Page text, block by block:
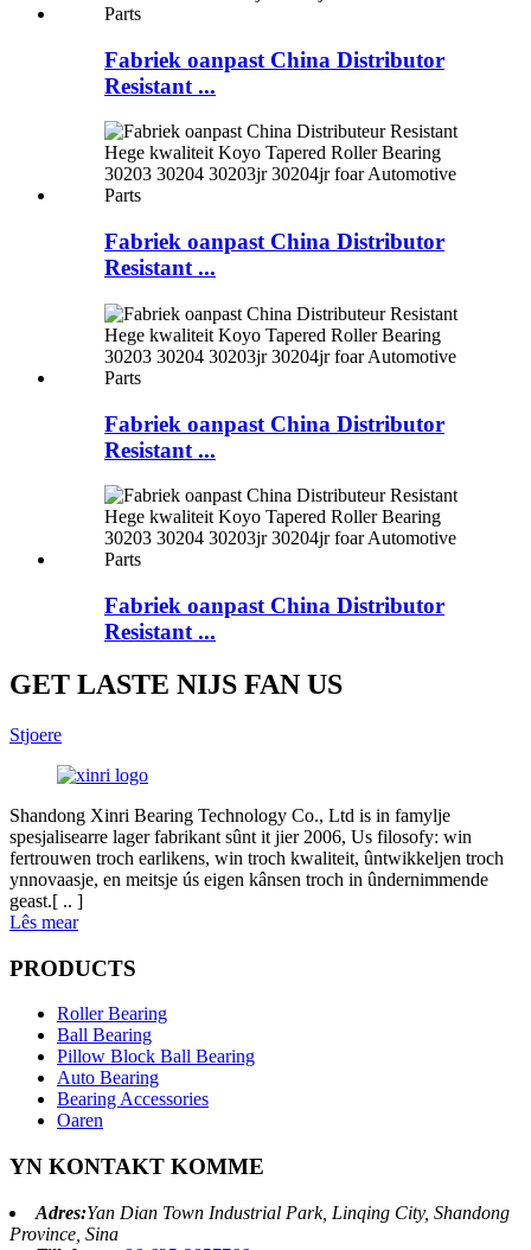
Fabriek oanpast China Distributor
Resistant ...
Fabriek oanpast China Distributor
Resistant ...
Fabriek oanpast China Distributor
Resistant ...
Fabriek oanpast China Distributor
Resistant ...
GET LASTE NIJS FAN US
Stjoere
Shandong Xinri Bearing Technology Co., Ltd is in famylje
spesjalisearre lager fabrikant sûnt it jier 2006, Us filosofy: win
fertrouwen troch earlikens, win troch kwaliteit, ûntwikkeljen troch
ynnovaasje, en meitsje ús eigen kânsen troch in ûndernimmende
geast.[ .. ]
Lês mear
PRODUCTS
Roller Bearing
Ball Bearing
Pillow Block Ball Bearing
Auto Bearing
Bearing Accessories
Oaren
YN KONTAKT KOMME
Adres:Yan Dian Town Industrial Park, Linqing City, Shandong
Province, Sina